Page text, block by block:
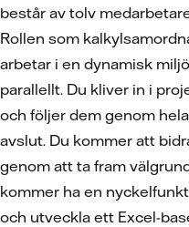
består av tolv
Rollen som
arbetar i en dynamisk
parallellt. Du kliver in i
och följer dem genom
avslut. Du kommer att
genom att ta fram
kommer ha en
och utveckla ett Excel-